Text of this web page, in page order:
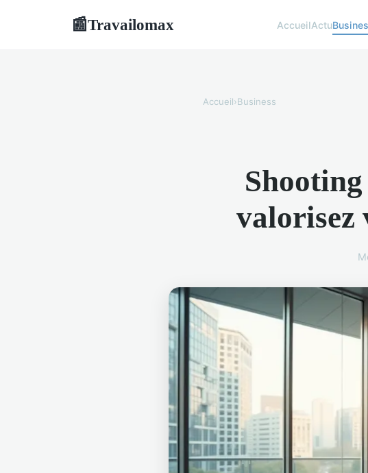
📰Travailomax AccueilActu
Accueil›Business
valorisez